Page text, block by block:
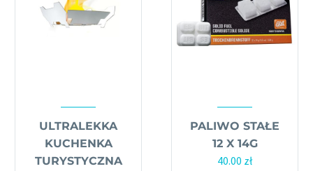
ULTRALEKKA
KUCHENKA
TURYSTYCZNA
PALIWO STAŁE
12 X 14G
40.00 zł